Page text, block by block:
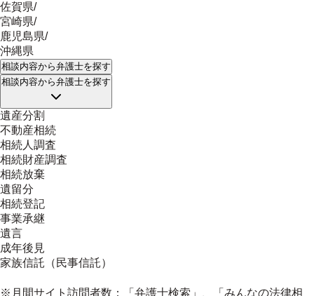
佐賀県/
宮崎県/
鹿児島県/
沖縄県
相談内容から弁護士を探す
相談内容から弁護士を探す
遺産分割
不動産相続
相続人調査
相続財産調査
相続放棄
遺留分
相続登記
事業承継
遺言
成年後見
家族信託（民事信託）
※月間サイト訪問者数：「弁護士検索」、「みんなの法律相